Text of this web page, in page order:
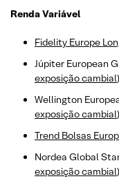
Renda Variável
Fidelity Europe
Júpiter European
exposição cambial)
Wellington
exposição cambial)
Trend Bolsas
Nordea Global
exposição cambial)